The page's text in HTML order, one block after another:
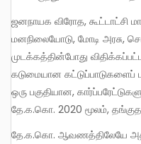
ஜனநாயக விரோத, கூட்டாட்சி மாண்புகளுக்கெதிரான ஆதிக்க
மனநிலையோடு, மோடி அரசு,
முடக்கத்தின்போது
கடுமையான
ஒரு பகுதியான,
தே.க.கொ. 2020 மூலம்,
தே.க.கொ. ஆவணத்திலேயே அதற்கான காலக்கெடு 2030க்குப் பிறகு